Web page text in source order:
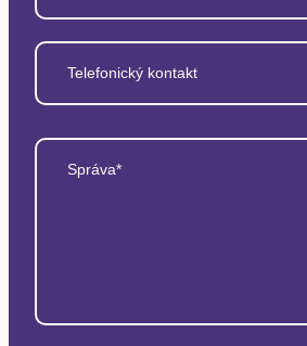
Telefonický kontakt
Správa*